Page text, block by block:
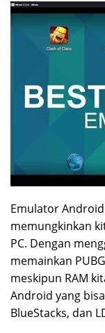
Emulator
memungkinkan
PC. Dengan
memainkan
meskipun RAM
Android yang
BlueStacks, dan